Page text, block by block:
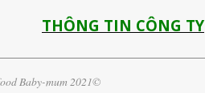
THÔNG TIN CÔNG TY
Baby-mum 2021©